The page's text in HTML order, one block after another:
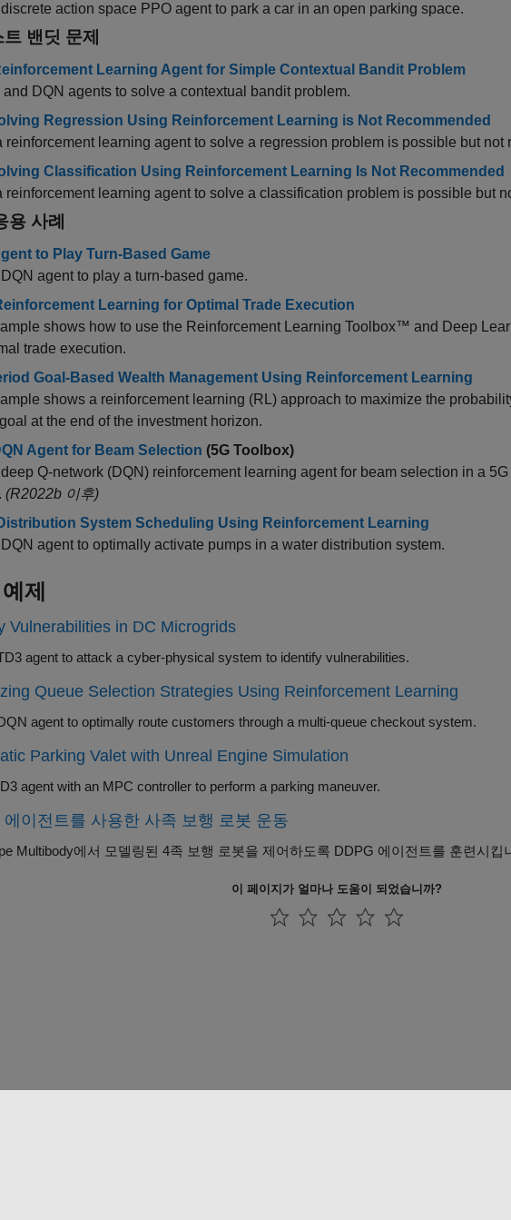
action space PPO agent to park a car in an open parking space.
밴딧 문제
Learning Agent for Simple Contextual Bandit Problem
and DQN agents to solve a contextual bandit problem.
Regression Using Reinforcement Learning is Not Recommended
reinforcement learning agent to solve a regression problem is possible but not
Classification Using Reinforcement Learning Is Not Recommended
reinforcement learning agent to solve a classification problem is possible but
용 사례
to Play Turn-Based Game
agent to play a turn-based game.
Learning for Optimal Trade Execution
shows how to use the Reinforcement Learning Toolbox™ and Deep
trade execution.
Goal-Based Wealth Management Using Reinforcement Learning
shows a reinforcement learning (RL) approach to maximize the
at the end of the investment horizon.
Agent for Beam Selection (5G Toolbox)
Q-network (DQN) reinforcement learning agent for beam selection in a
(R2022b 이후)
System Scheduling Using Reinforcement Learning
agent to optimally activate pumps in a water distribution system.
제
Vulnerabilities in DC Microgrids
Train a TD3 agent to attack a cyber-physical system to identify vulnerabilities.
Queue Selection Strategies Using Reinforcement Learning
Train a DQN agent to optimally route customers through a multi-queue checkout system.
Parking Valet with Unreal Engine Simulation
agent with an MPC controller to perform a parking maneuver.
에이전트를 사용한 사족 보행 로봇 운동
Multibody에서 모델링된 4족 보행 로봇을 제어하도록 DDPG 에이전트를 훈련시킵
이 페이지가 얼마나 도움이 되었습니까?